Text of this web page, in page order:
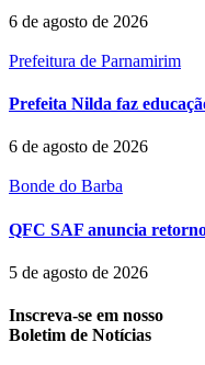
6 de agosto de 2026
Prefeitura de Parnamirim
Prefeita Nilda faz
6 de agosto de 2026
Bonde do Barba
QFC SAF anuncia
5 de agosto de 2026
Inscreva-se em nosso
Boletim de Notícias